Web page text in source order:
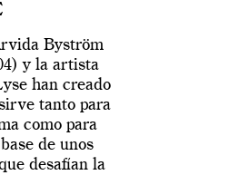
Byström
y la artista
han creado
tanto para
como para
de unos
desafían la